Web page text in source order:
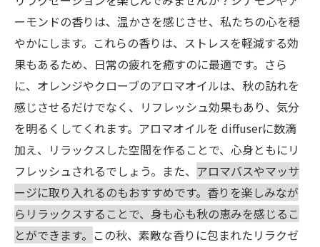
ーモンドの香りは、温かさを感じさせ、私たちの心を穏
やかにします。これらの香りは、ストレスを軽減する効
果もあるため、日常の疲れを癒すのに最適です。さら
に、オレンジやクローブのアロマオイルは、秋の訪れを
感じさせるだけでなく、リフレッシュ効果もあり、気分
を明るくしてくれます。アロマオイルを diffuserに数滴
加え、リラックスした空間を作ることで、心身ともにリ
フレッシュされるでしょう。また、 アロマバスやマッサ
ージに取り入れるのもおすすめです。香りを楽しみなが
らリラックスすることで、身も心も秋の恵みを感じるこ
とができます。 この秋、素敵な香りに包まれたリラクゼ